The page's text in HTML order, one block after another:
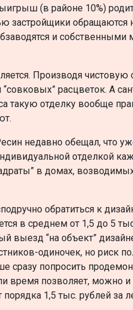
(в районе 10%)
застройщики обращаются
и
Производя чистовую
расцветок. А
такую отделку вообще
недавно обещал, что
отделкой
в домах,
обратиться к
в среднем от 1,5 до 5
выезд “на объект”
одиночек, но риск
сразу попросить
время позволяет, можно и
порядка 1,5 тыс. рублей за